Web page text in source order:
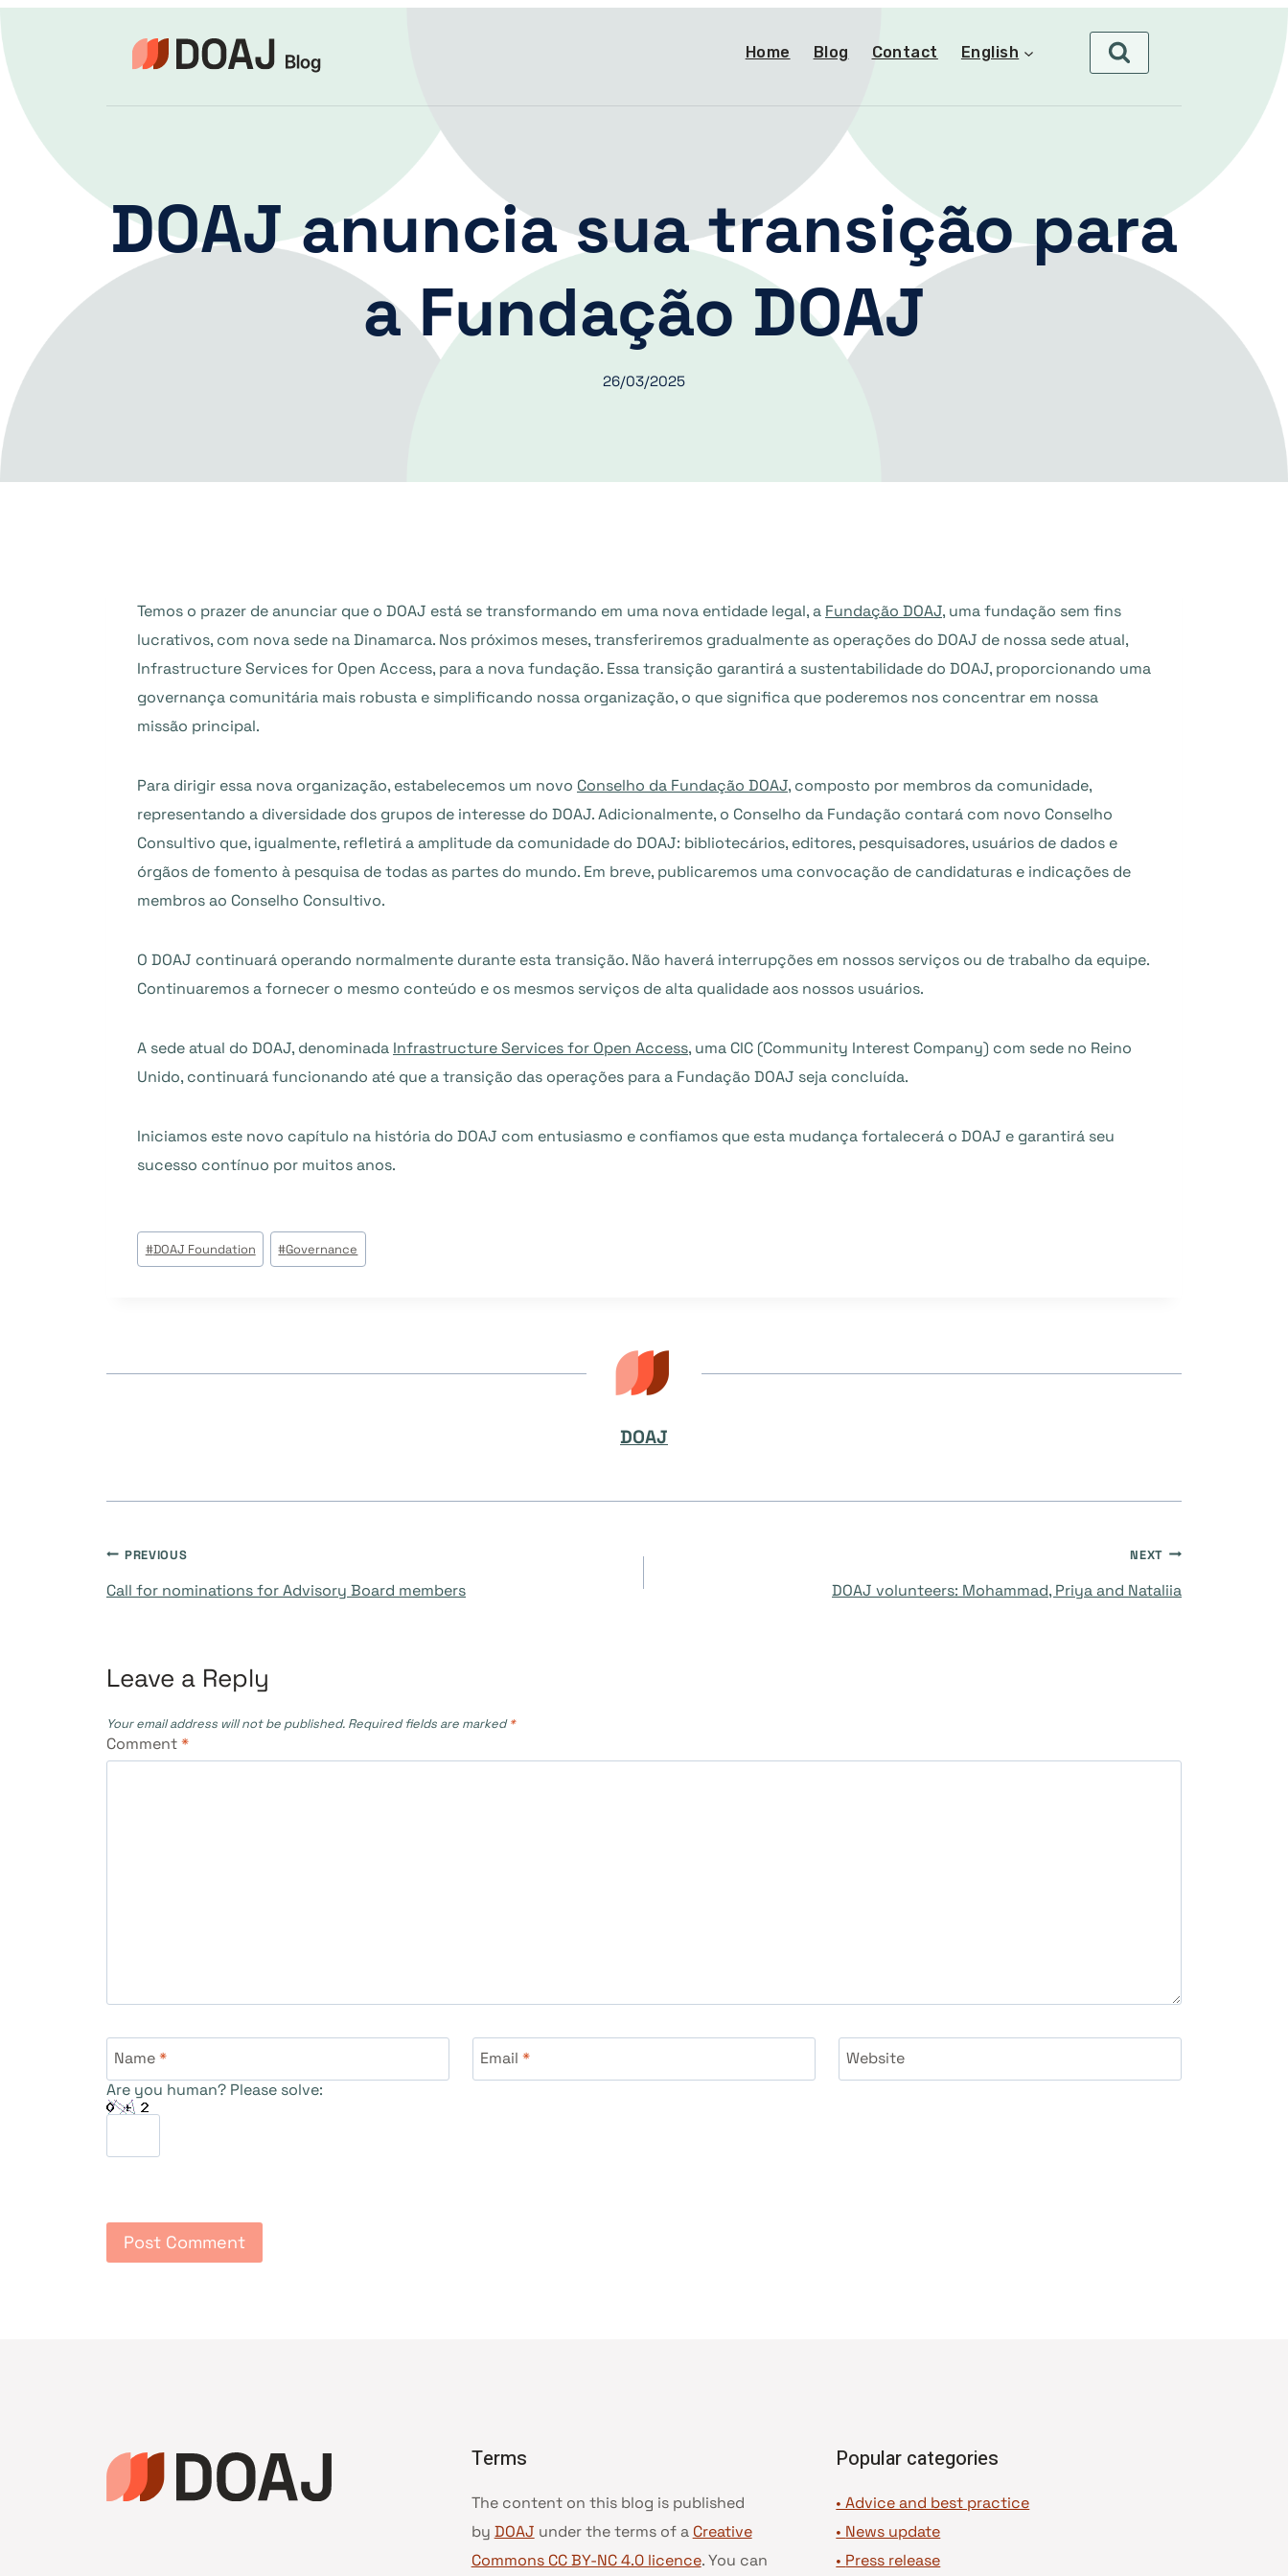
Skip
to
content
Home Blog Contact English
DOAJ anuncia sua transição para
a Fundação DOAJ
26/03/2025
Temos o prazer de anunciar que o DOAJ está se transformando em uma nova entidade legal, a Fundação DOAJ, uma fundação sem fins
lucrativos, com nova sede na Dinamarca. Nos próximos meses, transferiremos gradualmente as operações do DOAJ de nossa sede atual,
Infrastructure Services for Open Access, para a nova fundação. Essa transição garantirá a sustentabilidade do DOAJ, proporcionando uma
governança comunitária mais robusta e simplificando nossa organização, o que significa que poderemos nos concentrar em nossa
missão principal.
Para dirigir essa nova organização, estabelecemos um novo Conselho da Fundação DOAJ, composto por membros da comunidade,
representando a diversidade dos grupos de interesse do DOAJ. Adicionalmente, o Conselho da Fundação contará com novo Conselho
Consultivo que, igualmente, refletirá a amplitude da comunidade do DOAJ: bibliotecários, editores, pesquisadores, usuários de dados e
órgãos de fomento à pesquisa de todas as partes do mundo. Em breve, publicaremos uma convocação de candidaturas e indicações de
membros ao Conselho Consultivo.
O DOAJ continuará operando normalmente durante esta transição. Não haverá interrupções em nossos serviços ou de trabalho da equipe.
Continuaremos a fornecer o mesmo conteúdo e os mesmos serviços de alta qualidade aos nossos usuários.
A sede atual do DOAJ, denominada Infrastructure Services for Open Access, uma CIC (Community Interest Company) com sede no Reino
Unido, continuará funcionando até que a transição das operações para a Fundação DOAJ seja concluída.
Iniciamos este novo capítulo na história do DOAJ com entusiasmo e confiamos que esta mudança fortalecerá o DOAJ e garantirá seu
sucesso contínuo por muitos anos.
Post
Tags:
#DOAJ Foundation #Governance
DOAJ
Post
PREVIOUS
Call for nominations for Advisory Board members
NEXT
DOAJ volunteers: Mohammad, Priya and Nataliia
Leave a Reply
Your email address will not be published. Required fields are marked*
Comment*
Name* Email *
Website
Are you human? Please solve:
Terms
The content on this blog is published
by DOAJ under the terms of a Creative
Commons CC BY-NC 4.0 licence. You can
Popular categories
• Advice and best practice
• News update
• Press release